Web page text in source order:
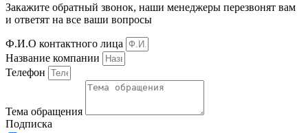
Закажите обратный звонок, наши менеджеры перезвонят вам
и ответят на все ваши вопросы
Ф.И.О контактного лица
Название компании
Телефон
Тема обращения
Подписка